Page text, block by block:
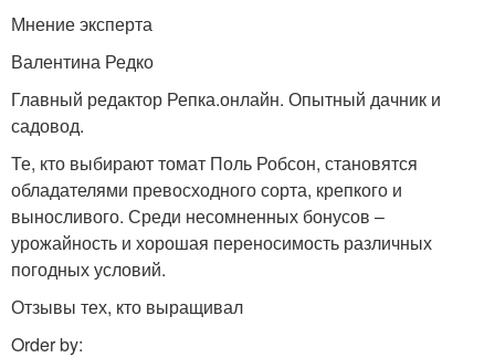
Мнение эксперта
Валентина Редко
Главный редактор Репка.онлайн. Опытный дачник и
садовод.
Те, кто выбирают томат Поль Робсон, становятся
обладателями превосходного сорта, крепкого и
выносливого. Среди несомненных бонусов –
урожайность и хорошая переносимость различных
погодных условий.
Отзывы тех, кто выращивал
Order by: